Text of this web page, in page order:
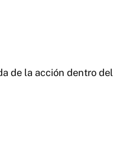
de la acción dentro